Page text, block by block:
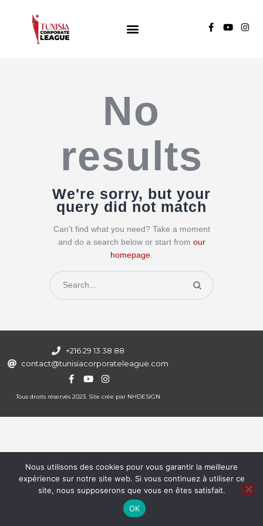
TUNISIA CORPORATE LEAGUE
No
results
We're sorry, but your
query did not match
Can't find what you need? Take a moment
and do a search below or start from our
homepage.
+216 29 13 38 88
contact@tunisiacorporateleague.com
Tous droits réservés 2023. Site crée par NHDESIGN
Nous utilisons des cookies pour vous garantir la meilleure
expérience sur notre site web. Si vous continuez à utiliser ce
site, nous supposerons que vous en êtes satisfait.
OK